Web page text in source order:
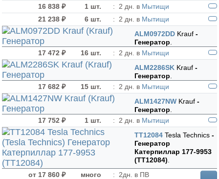
16 838 ₽ 1 шт. : 2 дн. в Мытищи
21 238 ₽
6 шт. : 2 дн. в Мытищи
ALM0972DD Krauf-
Генератор
17 472 ₽
16 шт. : 2 дн. в Мытищи
ALM2286SK Krauf-
Генератор
17 682 ₽
15 шт. : 2 дн. в Мытищи
ALM1427NW Krauf-
Генератор
17 752 ₽
1 шт. : 2 дн. в Мытищи
TT12084 Tesla Technics -
Генератор
Катерпиллар 177-9953
(TT12084)
от 17 860 ₽
много : 2дн. в ПВ